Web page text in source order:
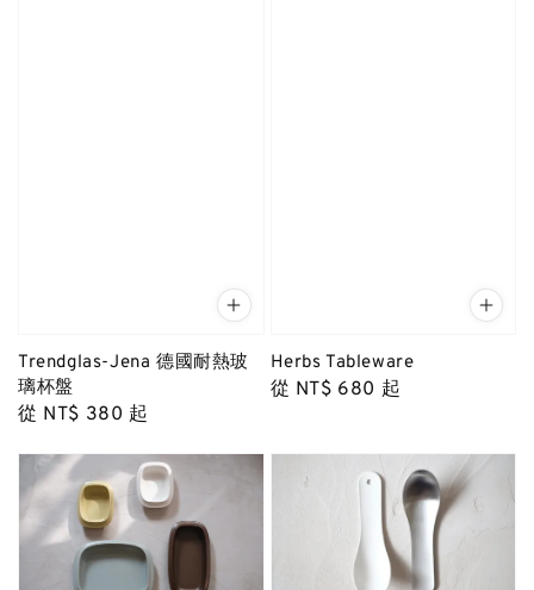
Trendglas-Jena 德國耐熱玻
璃杯盤
Regular
從 NT$ 380 起
Herbs Tableware
Regular
從 NT$ 680 起